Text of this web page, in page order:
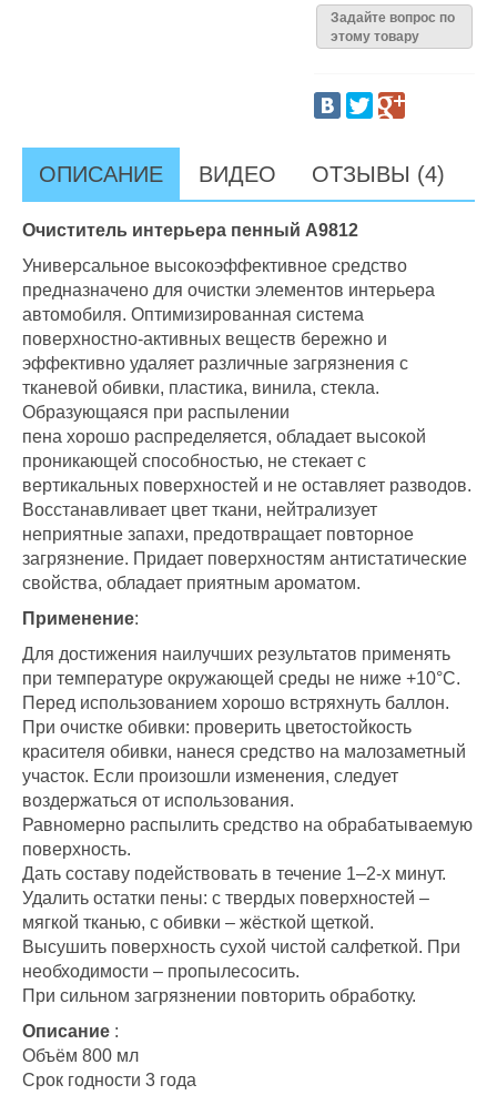
Задайте вопрос по
этому товару
ОПИСАНИЕ ВИДЕО ОТЗЫВЫ (4)
Очиститель интерьера пенный А9812
Универсальное высокоэффективное средство
предназначено для очистки элементов интерьера
автомобиля. Оптимизированная система
поверхностно-активных веществ бережно и
эффективно удаляет различные загрязнения с
тканевой обивки, пластика, винила, стекла.
Образующаяся при распылении
пена хорошо распределяется, обладает высокой
проникающей способностью, не стекает с
вертикальных поверхностей и не оставляет разводов.
Восстанавливает цвет ткани, нейтрализует
неприятные запахи, предотвращает повторное
загрязнение. Придает поверхностям антистатические
свойства, обладает приятным ароматом.
Применение:
Для достижения наилучших результатов применять
при температуре окружающей среды не ниже +10°С.
Перед использованием хорошо встряхнуть баллон.
При очистке обивки: проверить цветостойкость
красителя обивки, нанеся средство на малозаметный
участок. Если произошли изменения, следует
воздержаться от использования.
Равномерно распылить средство на обрабатываемую
поверхность.
Дать составу подействовать в течение 1–2-х минут.
Удалить остатки пены: с твердых поверхностей –
мягкой тканью, с обивки – жёсткой щеткой.
Высушить поверхность сухой чистой салфеткой. При
необходимости – пропылесосить.
При сильном загрязнении повторить обработку.
Описание :
Объём 800 мл
Срок годности 3 года